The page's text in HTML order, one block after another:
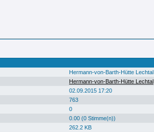
Hermann-von-Barth-Hütte Lechtal
Hermann-von-Barth-Hütte Lechtal
02.09.2015 17:20
763
0
0.00 (0 Stimme(n))
262.2 KB